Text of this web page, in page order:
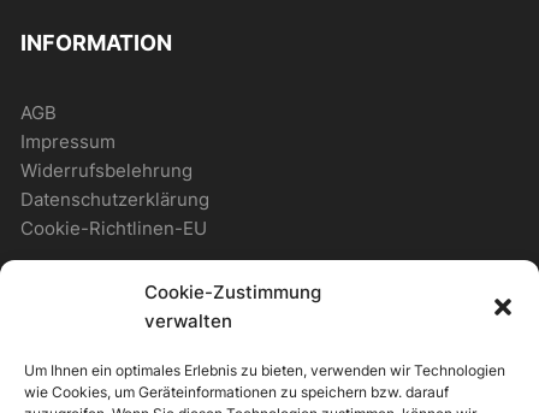
Cookie-Zustimmung
verwalten
Um Ihnen ein optimales Erlebnis zu bieten, verwenden wir Technologien
wie Cookies, um Geräteinformationen zu speichern bzw. darauf
INFORMATION
AGB
Impressum
Widerrufsbelehrung
Datenschutzerklärung
Cookie-Richtlinen-EU
WICHTIGES
Zahlungsmöglichkeiten